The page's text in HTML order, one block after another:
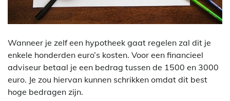
Wanneer je zelf een hypotheek gaat regelen zal dit je
enkele honderden euro’s kosten. Voor een financieel
adviseur betaal je een bedrag tussen de 1500 en 3000
euro. Je zou hiervan kunnen schrikken omdat dit best
hoge bedragen zijn.